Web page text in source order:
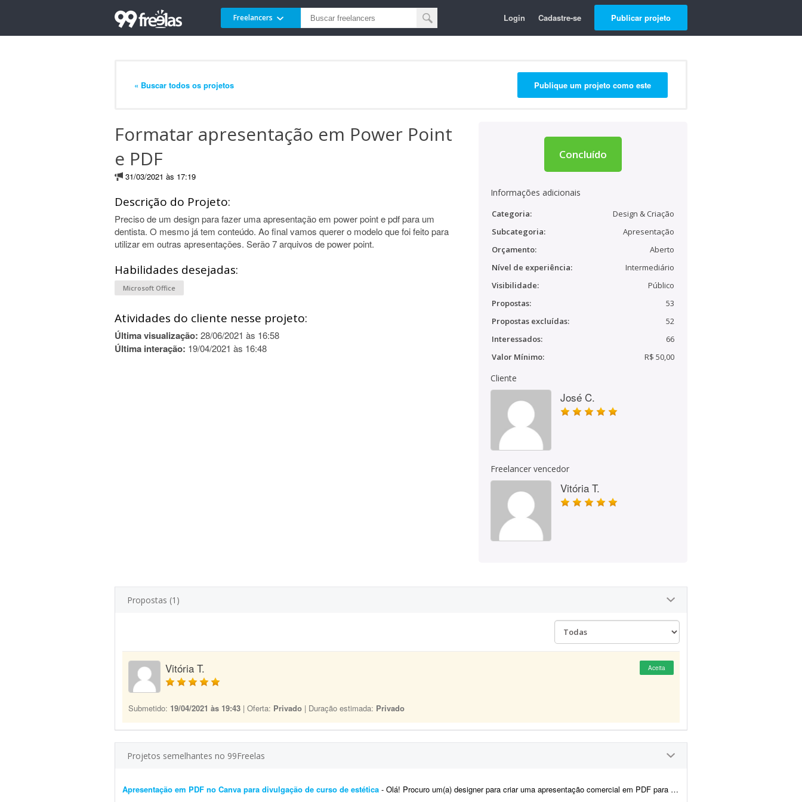
Freelancers Login Cadastre-se Publicar projeto
« Buscar todos os projetos Publique um projeto como este
Formatar apresentação em Power Point
e PDF
31/03/2021 às 17:19
Descrição do Projeto:
Preciso de um design para fazer uma apresentação em power point e pdf para um
dentista. O mesmo já tem conteúdo. Ao final vamos querer o modelo que foi feito para
utilizar em outras apresentações. Serão 7 arquivos de power point.
Habilidades desejadas:
Microsoft Office
Atividades do cliente nesse projeto:
Última visualização: 28/06/2021 às 16:58
Última interação: 19/04/2021 às 16:48
Concluído
Informações adicionais
Categoria:
Design & Criação
Subcategoria:
Apresentação
Orçamento:
Aberto
Nível de experiência:
Intermediário
Visibilidade:
Público
Propostas:
53
Propostas excluídas:
52
Interessados:
66
Valor Mínimo:
R$ 50,00
Cliente
José C.
Freelancer vencedor
Vitória T.
Propostas (1)
Vitória T. Aceita
Submetido: 19/04/2021 às 19:43 | Oferta: Privado | Duração estimada: Privado
Projetos semelhantes no 99Freelas
Apresentação em PDF no Canva para divulgação de curso de estética - Olá! Procuro um(a) designer para criar uma apresentação comercial em PDF para divulgação de um curso profissional na área de estética e harmoniza&cc...